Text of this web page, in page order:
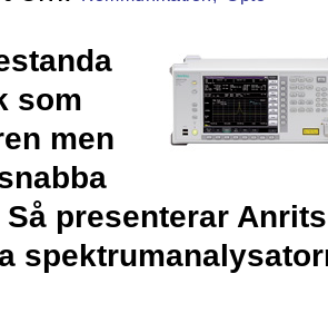
som
men
Så presenterar